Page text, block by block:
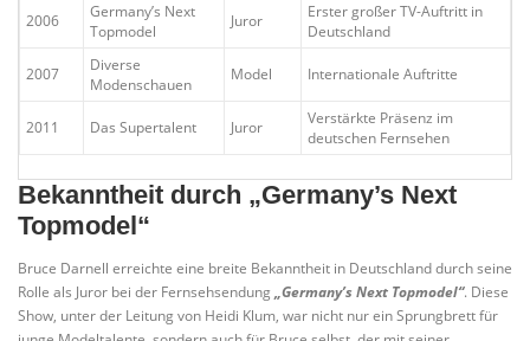
2006
Germany’s Next
Topmodel
Juror
Erster großer TV-Auftritt in
Deutschland
2007
Diverse
Modenschauen
Model Internationale Auftritte
2011 Das Supertalent Juror
Verstärkte Präsenz im
deutschen Fernsehen
Bekanntheit durch „Germany’s Next
Topmodel“
Bruce Darnell erreichte eine breite Bekanntheit in Deutschland durch seine
Rolle als Juror bei der Fernsehsendung„Germany’s Next Topmodel“. Diese
Show, unter der Leitung von Heidi Klum, war nicht nur ein Sprungbrett für